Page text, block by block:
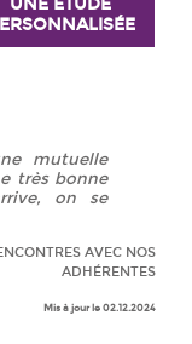
mutuelle
très bonne
on se
AVEC NOS
ADHÉRENTES
Mis à jour le 02.12.2024